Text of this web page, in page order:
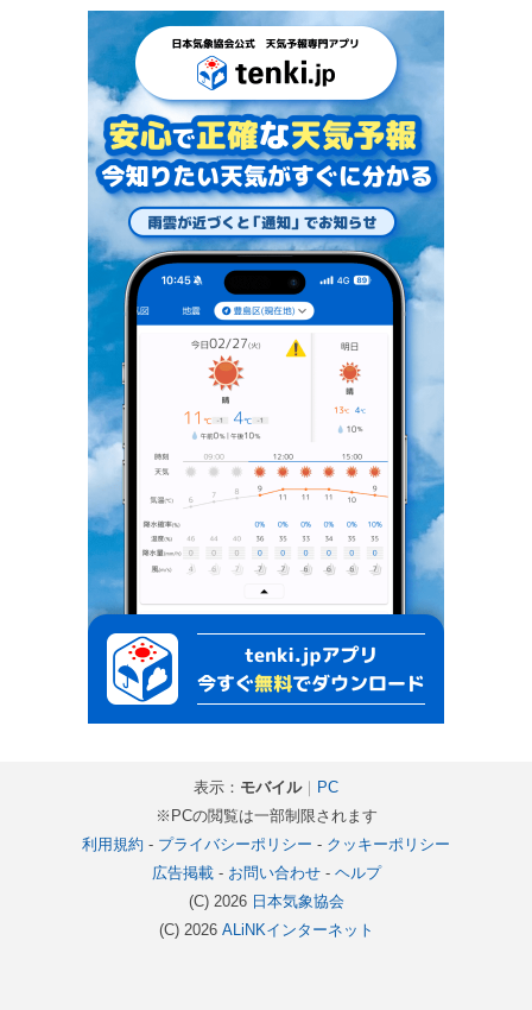
表示： モバイル｜ PC
※PCの閲覧は一部制限されます
利用規約 - プライバシーポリシー - クッキーポリシー
広告掲載- お問い合わせ- ヘルプ
(C) 2026 日本気象協会
(C) 2026 ALiNKインターネット